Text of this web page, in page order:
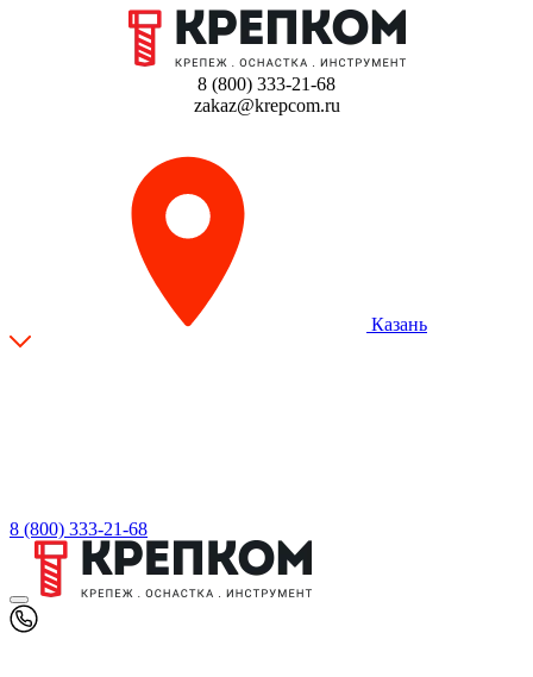
8 (800) 333-21-68
zakaz@krepcom.ru
Казань
8 (800) 333-21-68